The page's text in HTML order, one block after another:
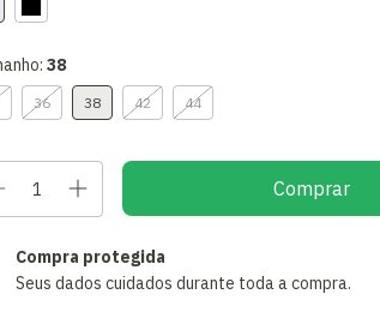
38
36 38 42 44
Compra protegida
Seus dados cuidados durante toda a compra.